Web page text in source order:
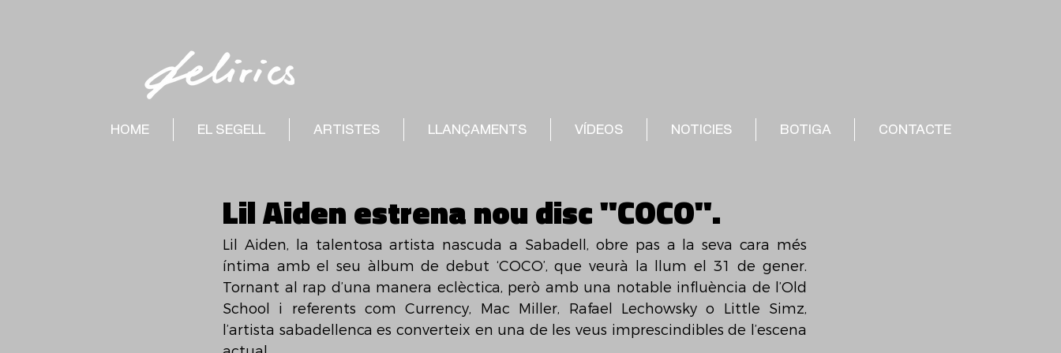
HOME EL SEGELL ARTISTES LLANÇAMENTS VÍDEOS NOTICIES BOTIGA CONTACTE
Lil Aiden estrena nou disc "COCO".
Lil Aiden, la talentosa artista nascuda a Sabadell, obre pas a la seva cara més
íntima amb el seu àlbum de debut ‘COCO’, que veurà la llum el 31 de gener.
Tornant al rap d’una manera eclèctica, però amb una notable influència de l’Old
School i referents com Currency, Mac Miller, Rafael Lechowsky o Little Simz,
l’artista sabadellenca es converteix en una de les veus imprescindibles de l’escena